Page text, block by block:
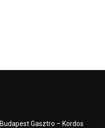
Budapest Gasztro – Kordos